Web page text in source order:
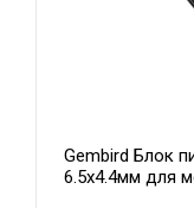
Gembird Блок
6.5х4.4мм для